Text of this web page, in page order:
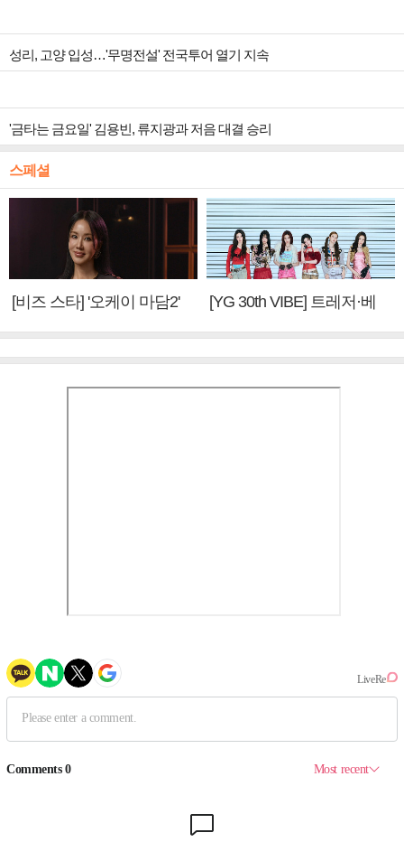
성리, 고양 입성…'무명전설' 전국투어 열기 지속
'금타는 금요일' 김용빈, 류지광과 저음 대결 승리
스페셜
[비즈 스타] '오케이 마담2'
[YG 30th VIBE] 트레저·베